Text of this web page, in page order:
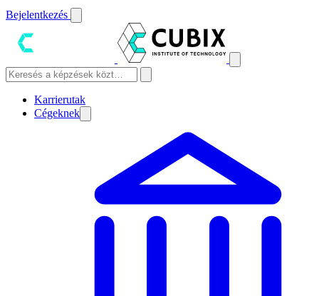
Bejelentkezés
Karrierutak
Cégeknek